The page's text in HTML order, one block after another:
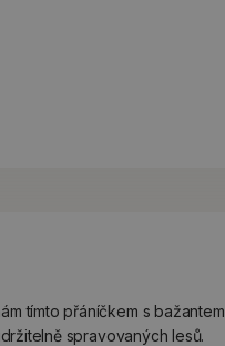
tímto přáníčkem s bažantem
spravovaných lesů.